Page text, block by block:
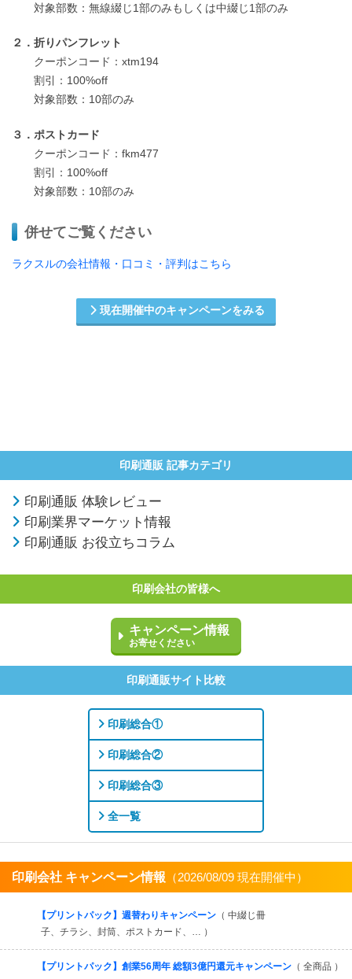
対象部数：無線綴じ1部のみもしくは中綴じ1部のみ
２．折りパンフレット
クーポンコード：xtm194
割引：100%off
対象部数：10部のみ
３．ポストカード
クーポンコード：fkm477
割引：100%off
対象部数：10部のみ
併せてご覧ください
ラクスルの会社情報・口コミ・評判はこちら
現在開催中のキャンペーンをみる
印刷通販 記事カテゴリ
印刷通販 体験レビュー
印刷業界マーケット情報
印刷通販 お役立ちコラム
印刷会社の皆様へ
キャンペーン情報
お寄せください
印刷通販サイト比較
印刷総合①
印刷総合②
印刷総合③
全一覧
印刷会社 キャンペーン情報 （2026/08/09 現在開催中）
【プリントパック】週替わりキャンペーン （ 中綴じ冊
子、チラシ、封筒、ポストカード、… ）
【プリントパック】創業56周年 総額3億円還元キャンペーン （ 全商品 ）